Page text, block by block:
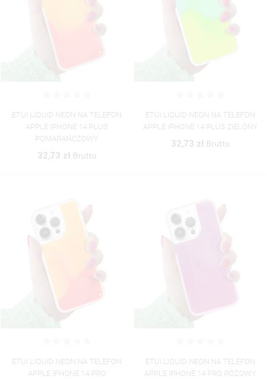
ETUI LIQUID NEON NA TELEFON
APPLE IPHONE 14 PLUS
POMARAŃCZOWY
32,73 zł Brutto
ETUI LIQUID NEON NA TELEFON
APPLE IPHONE 14 PLUS ZIELONY
32,73 zł Brutto
ETUI LIQUID NEON NA TELEFON
APPLE IPHONE 14 PRO
ETUI LIQUID NEON NA TELEFON
APPLE IPHONE 14 PRO RÓŻOWY